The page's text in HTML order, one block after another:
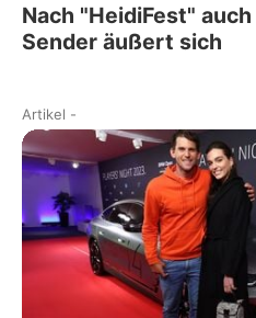
Nach "HeidiFest"
Sender äußert sich
Artikel -